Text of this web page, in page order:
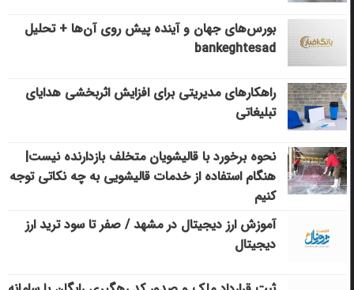
بورس‌های جهان و آینده پیش روی آن‌ها + تحلیل
bankeghtesad
راهکارهای مدیریتی برای افزایش اثربخشی هدایای
تبلیغاتی
نحوه برخورد با قالیشویان متخلف بازدارنده نیست|
هنگام استفاده از خدمات قالیشویی به چه نکاتی توجه
کنیم
آموزش ارز دیجیتال در مشهد / صفر تا سود ترید ارز
دیجیتال